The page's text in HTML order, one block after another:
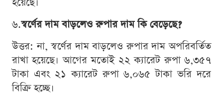
৬.স্বর্ণের দাম বাড়লেও রুপার দাম কি বেড়েছে?
উত্তর: না, স্বর্ণের দাম বাড়লেও রুপার দাম অপরিবর্তিত
রাখা হয়েছে। আগের মতোই ২২ ক্যারেট রুপা ৬,৩৫৭
টাকা এবং ২১ ক্যারেট রুপা ৬,০৬৫ টাকা ভরি দরে
বিক্রি হচ্ছে।